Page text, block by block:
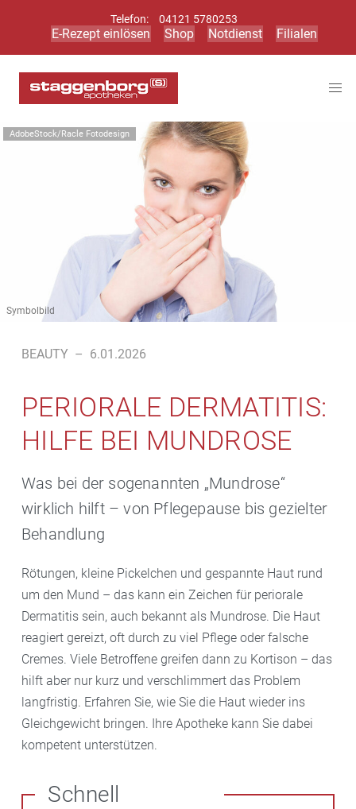
Telefon: 04121 5780253
E-Rezept einlösen Shop Notdienst Filialen
AdobeStock/Racle Fotodesign
Symbolbild
BEAUTY – 6.01.2026
PERIORALE DERMATITIS:
HILFE BEI MUNDROSE
Was bei der sogenannten „Mundrose“
wirklich hilft – von Pflegepause bis gezielter
Behandlung
Rötungen, kleine Pickelchen und gespannte Haut rund
um den Mund – das kann ein Zeichen für periorale
Dermatitis sein, auch bekannt als Mundrose. Die Haut
reagiert gereizt, oft durch zu viel Pflege oder falsche
Cremes. Viele Betroffene greifen dann zu Kortison – das
hilft aber nur kurz und verschlimmert das Problem
langfristig. Erfahren Sie, wie Sie die Haut wieder ins
Gleichgewicht bringen. Ihre Apotheke kann Sie dabei
kompetent unterstützen.
Schnell